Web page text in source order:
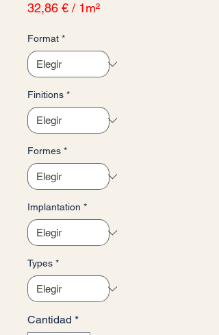
32,86 € / 1m²
por
1
Metro
Format *
Finitions *
Formes *
Implantation *
Types *
Cantidad *